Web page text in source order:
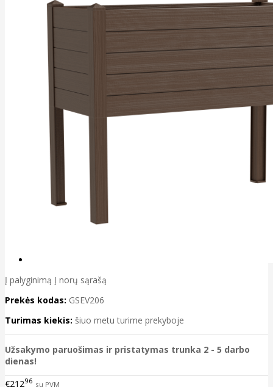
Į palyginimą Į norų sąrašą
Prekės kodas: GSEV206
Turimas kiekis: šiuo metu turime prekyboje
Užsakymo paruošimas ir pristatymas trunka 2 - 5 darbo
dienas!
€21296 su PVM